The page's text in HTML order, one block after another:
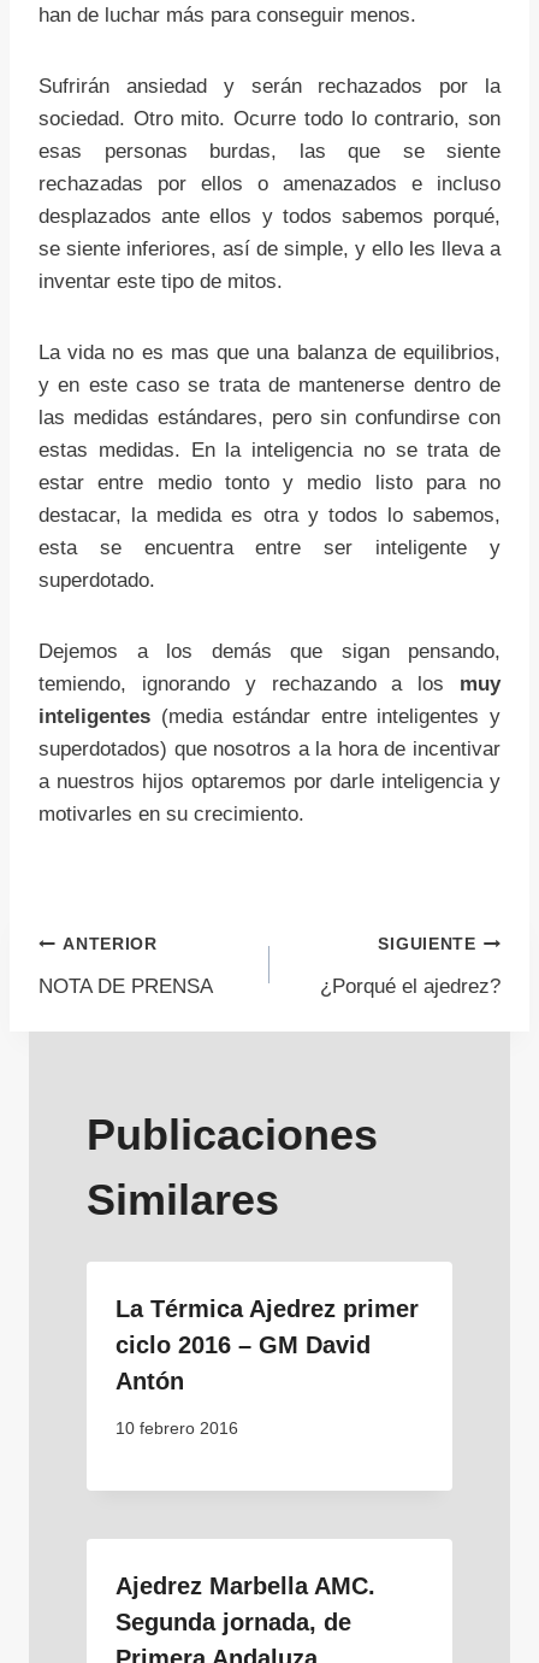
han de luchar más para conseguir menos.
Sufrirán ansiedad y serán rechazados por la
sociedad. Otro mito. Ocurre todo lo contrario, son
esas personas burdas, las que se siente
rechazadas por ellos o amenazados e incluso
desplazados ante ellos y todos sabemos porqué,
se siente inferiores, así de simple, y ello les lleva a
inventar este tipo de mitos.
La vida no es mas que una balanza de equilibrios,
y en este caso se trata de mantenerse dentro de
las medidas estándares, pero sin confundirse con
estas medidas. En la inteligencia no se trata de
estar entre medio tonto y medio listo para no
destacar, la medida es otra y todos lo sabemos,
esta se encuentra entre ser inteligente y
superdotado.
Dejemos a los demás que sigan pensando,
temiendo, ignorando y rechazando a los muy
inteligentes (media estándar entre inteligentes y
superdotados) que nosotros a la hora de incentivar
a nuestros hijos optaremos por darle inteligencia y
motivarles en su crecimiento.
Navegación
de
ANTERIOR
NOTA DE PRENSA
SIGUIENTE
¿Porqué el ajedrez?
Publicaciones
Similares
La Térmica Ajedrez primer
ciclo 2016 – GM David
Antón
10 febrero 2016
Ajedrez Marbella AMC.
Segunda jornada, de
Primera Andaluza.